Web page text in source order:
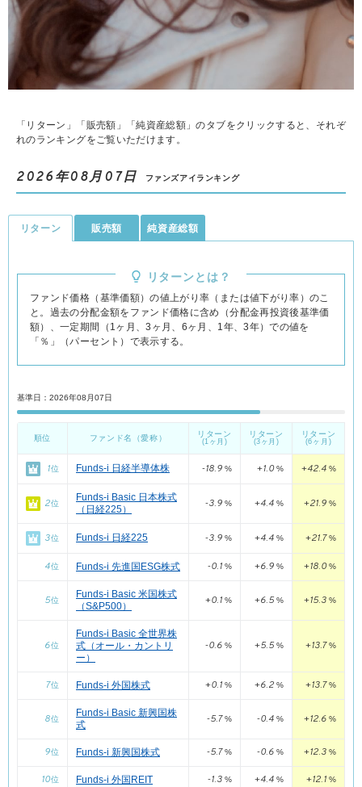
Q&A
よくあるご質問
「リターン」「販売額」「純資産総額」のタブをクリックすると、それぞ
れのランキングをご覧いただけます。
2026 年08月 07日 ファンズアイランキング
リターン 販売額 純資産総額
リターンとは？
ファンド価格（基準価額）の値上がり率（または値下がり率）のこ
と。 過去の分配金額をファンド価格に含め（分配金再投資後基準価
額）、一定期間（1ヶ月、3ヶ月、6ヶ月、1年、3年）での値を
「％」（パーセント）で表示する。
基準日：2026年08月07日
順位 ファンド名（愛称） リターン
(1ヶ月)
リターン
(3ヶ月)
リターン
(6ヶ月)
1位 Funds-i 日経半導体株 -18.9 % +1.0 % +42.4 %
2位
Funds-i Basic 日本株式
（日経225）
-3.9 % +4.4 % +21.9 %
3位 Funds-i 日経225 -3.9 % +4.4 % +21.7 %
4位 Funds-i 先進国ESG株式 -0.1 % +6.9 % +18.0 %
5位
Funds-i Basic 米国株式
（S&P500）
+0.1 % +6.5 % +15.3 %
6位
Funds-i Basic 全世界株
式（オール・カントリ
ー）
-0.6 % +5.5 % +13.7 %
7位 Funds-i 外国株式 +0.1 % +6.2 % +13.7 %
8位
Funds-i Basic 新興国株
式
-5.7 % -0.4 % +12.6 %
9位 Funds-i 新興国株式 -5.7 % -0.6 % +12.3 %
10位 Funds-i 外国REIT -1.3 % +4.4 % +12.1 %
販売額とは？
Funds-i 日経225
Funds-i Basic 全世界株式（オール・カントリー）
Funds-i Basic 米国株式（S&P500）
Funds-i 外国株式
7位 Funds-i 日経半導体株
Funds-i TOPIX
Funds-i JPX日経400
10位 Funds-i Basic 日本株式（TOPIX）
Funds-i Basic 新興国株式
純資産総額とは？
Funds-i Basic 全世界株式（オール・カント
1,605.9 億円
1,508.2 億円
Funds-i 外国株式
5位 Funds-i フォーカス 米国株式配当貴族 1,014.0 億円
6位 Funds-i Basic 日本株式（日経225） 424.5 億円
7位 Funds-i JPX日経400 189.3 億円
160.9
9 位 Funds-i 新興国株式 136.5
10 位 Funds-i TOPIX 124.9
Funds-i 外国株式・為替ヘッジ型